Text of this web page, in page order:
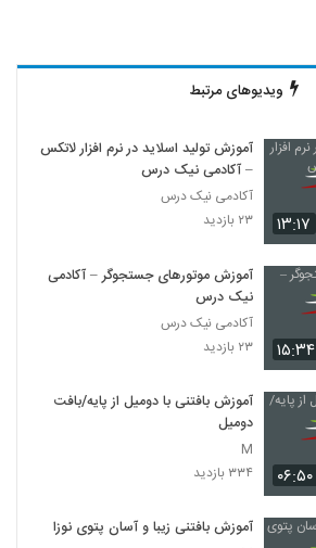
ویدیوهای مرتبط
۱۳:۱۷
آموزش تولید اسلاید در نرم افزار لاتکس
– آکادمی نیک درس
آکادمی نیک درس
۲۳ بازدید
۱۵:۳۴
آموزش موتورهای جستجوگر – آکادمی
نیک درس
آکادمی نیک درس
۲۳ بازدید
۰۶:۵۰
آموزش بافتنی با دومیل از پایه/بافت
دومیل
M
۳۳۴ بازدید
آموزش بافتنی زیبا و آسان پتوی نوزاد